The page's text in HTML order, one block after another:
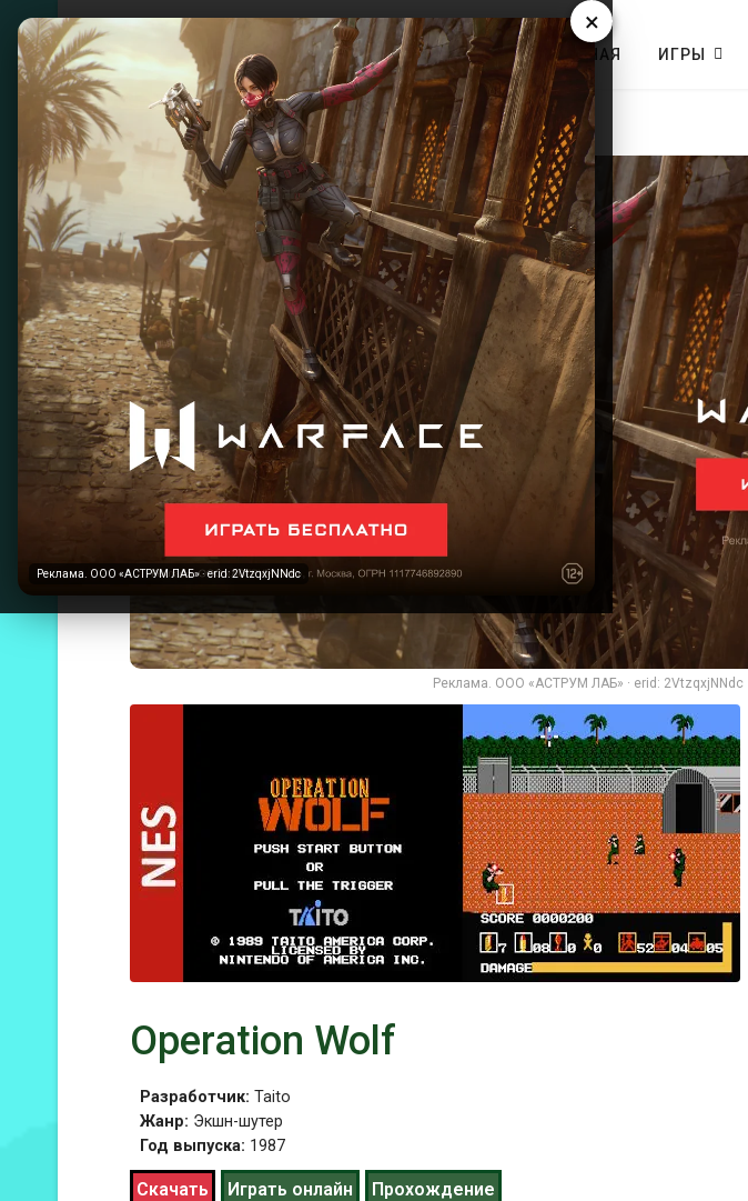
×
Реклама. ООО «АСТРУМ ЛАБ» · erid: 2VtzqxjNNdc
ГЛАВНАЯ ИГРЫ
Реклама. ООО «АСТРУМ ЛАБ» · erid: 2VtzqxjNNdc
Operation Wolf
Разработчик: Taito
Жанр: Экшн-шутер
Год выпуска: 1987
Скачать Играть онлайн Прохождение